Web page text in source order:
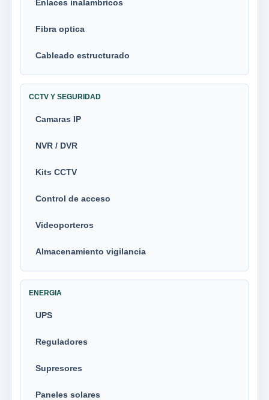
Enlaces inalambricos
Fibra optica
Cableado estructurado
CCTV Y SEGURIDAD
Camaras IP
NVR / DVR
Kits CCTV
Control de acceso
Videoporteros
Almacenamiento vigilancia
ENERGIA
UPS
Reguladores
Supresores
Paneles solares